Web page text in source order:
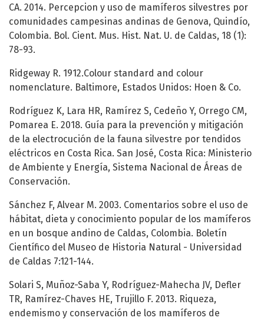
CA. 2014. Percepcion y uso de mamíferos silvestres por
comunidades campesinas andinas de Genova, Quindío,
Colombia. Bol. Cient. Mus. Hist. Nat. U. de Caldas, 18 (1):
78-93.
Ridgeway R. 1912.Colour standard and colour
nomenclature. Baltimore, Estados Unidos: Hoen & Co.
Rodríguez K, Lara HR, Ramírez S, Cedeño Y, Orrego CM,
Pomarea E. 2018. Guía para la prevención y mitigación
de la electrocución de la fauna silvestre por tendidos
eléctricos en Costa Rica. San José, Costa Rica: Ministerio
de Ambiente y Energía, Sistema Nacional de Áreas de
Conservación.
Sánchez F, Alvear M. 2003. Comentarios sobre el uso de
hábitat, dieta y conocimiento popular de los mamíferos
en un bosque andino de Caldas, Colombia. Boletín
Científico del Museo de Historia Natural - Universidad
de Caldas 7:121-144.
Solari S, Muñoz-Saba Y, Rodríguez-Mahecha JV, Defler
TR, Ramírez-Chaves HE, Trujillo F. 2013. Riqueza,
endemismo y conservación de los mamíferos de